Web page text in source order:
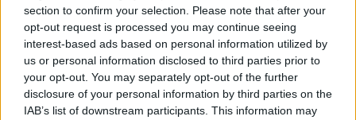
section to confirm your selection. Please note that after your
opt-out request is processed you may continue seeing
interest-based ads based on personal information utilized by
us or personal information disclosed to third parties prior to
your opt-out. You may separately opt-out of the further
disclosure of your personal information by third parties on the
IAB’s list of downstream participants. This information may